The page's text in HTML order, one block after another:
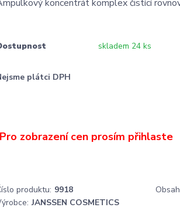
koncentrát komplex čistící
skladem 24 ks
plátci DPH
produktu: 9918
JANSSEN COSMETICS